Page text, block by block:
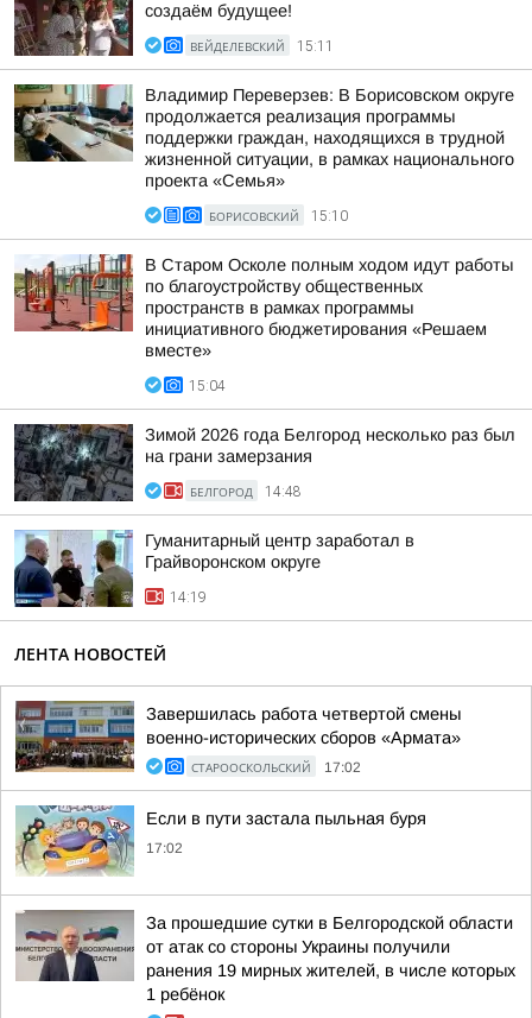
создаём будущее!
ВЕЙДЕЛЕВСКИЙ 15:11
Владимир Переверзев: В Борисовском округе
продолжается реализация программы
поддержки граждан, находящихся в трудной
жизненной ситуации, в рамках национального
проекта «Семья»
БОРИСОВСКИЙ 15:10
В Старом Осколе полным ходом идут работы
по благоустройству общественных
пространств в рамках программы
инициативного бюджетирования «Решаем
вместе»
15:04
Зимой 2026 года Белгород несколько раз был
на грани замерзания
БЕЛГОРОД 14:48
Гуманитарный центр заработал в
Грайворонском округе
14:19
ЛЕНТА НОВОСТЕЙ
Завершилась работа четвертой смены
военно-исторических сборов «Армата»
СТАРООСКОЛЬСКИЙ 17:02
Если в пути застала пыльная буря
17:02
За прошедшие сутки в Белгородской области
от атак со стороны Украины получили
ранения 19 мирных жителей, в числе которых
1 ребёнок